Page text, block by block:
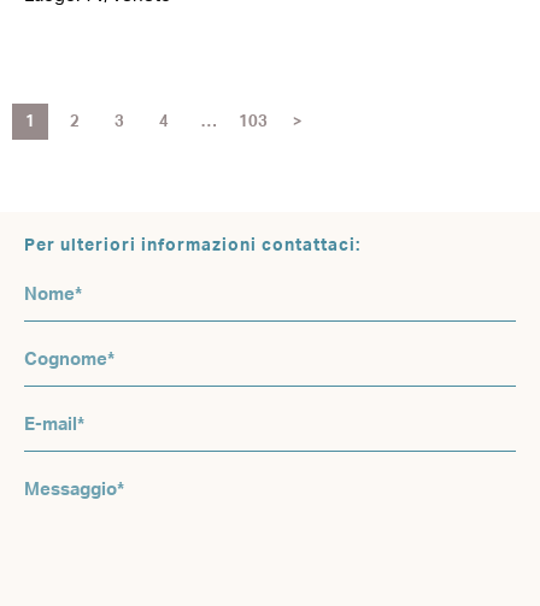
1 2 3 4 … 103 >
Per ulteriori informazioni contattaci: